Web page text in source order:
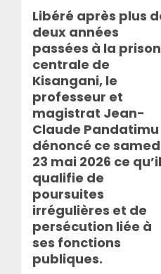
Libéré après plus
deux années
passées à la prison
centrale de
Kisangani, le
professeur et
magistrat Jean-
Claude Pandatimu
dénoncé ce
23 mai 2026 ce qu’il
qualifie de
poursuites
irrégulières et de
persécution liée à
ses fonctions
publiques.